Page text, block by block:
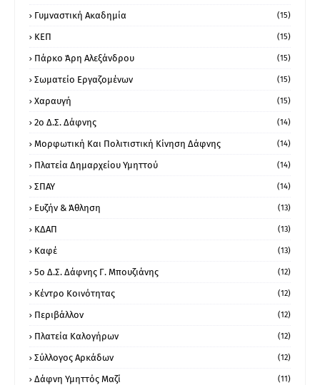
Γυμναστική Ακαδημία (15)
ΚΕΠ (15)
Πάρκο Άρη Αλεξάνδρου (15)
Σωματείο Εργαζομένων (15)
Χαραυγή (15)
2ο Δ.Σ. Δάφνης (14)
Μορφωτική Και Πολιτιστική Κίνηση Δάφνης (14)
Πλατεία Δημαρχείου Υμηττού (14)
ΣΠΑΥ (14)
Ευζήν & Άθληση (13)
ΚΔΑΠ (13)
Καφέ (13)
5ο Δ.Σ. Δάφνης Γ. Μπουζιάνης (12)
Κέντρο Κοινότητας (12)
Περιβάλλον (12)
Πλατεία Καλογήρων (12)
Σύλλογος Αρκάδων (12)
Δάφνη Υμηττός Μαζί (11)